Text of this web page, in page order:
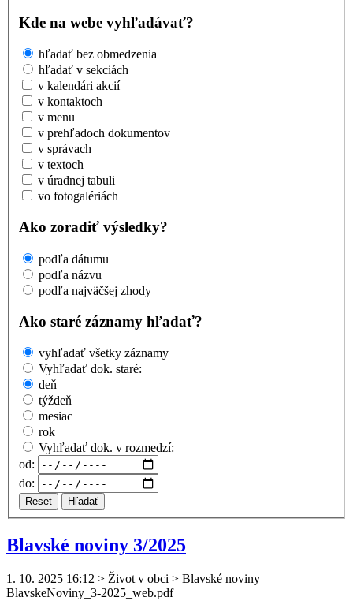
Kde na webe vyhľadávať?
hľadať bez obmedzenia
hľadať v sekciách
v kalendári akcií
v kontaktoch
v menu
v prehľadoch dokumentov
v správach
v textoch
v úradnej tabuli
vo fotogalériách
Ako zoradiť výsledky?
podľa dátumu
podľa názvu
podľa najväčšej zhody
Ako staré záznamy hľadať?
vyhľadať všetky záznamy
Vyhľadať dok. staré:
deň
týždeň
mesiac
rok
Vyhľadať dok. v rozmedzí:
od:
do:
Reset Hľadať
Blavské noviny 3/2025
1. 10. 2025 16:12 > Život v obci > Blavské noviny
BlavskeNoviny _3-2025_web.pdf